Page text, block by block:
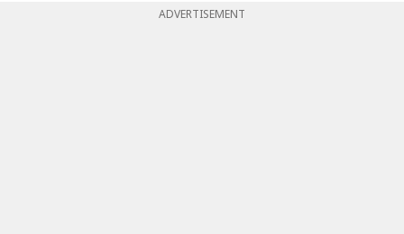
ADVERTISEMENT